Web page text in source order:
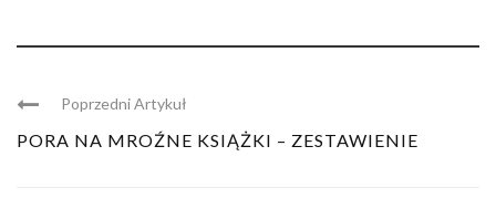
Poprzedni Artykuł
PORA NA MROŹNE KSIĄŻKI – ZESTAWIENIE